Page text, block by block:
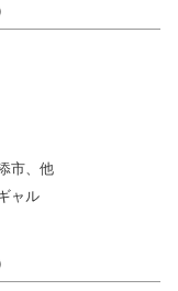
市、他
ャル